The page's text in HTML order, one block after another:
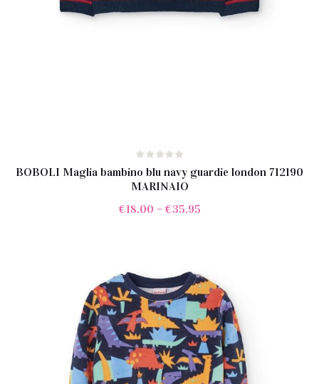
BOBOLI Maglia bambino blu navy guardie london 712190
MARINAIO
€18.00 – €35.95